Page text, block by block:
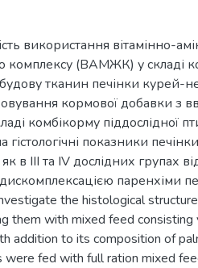
використання вітамінно-
комплексу (ВАМЖК) у складі
будову тканин печінки курей-
кормової добавки з
комбікорму піддослідної
гістологічні показники
як в III та IV дослідних групах
паренхіми
the histological
them with mixed feed
addition to its composition of
were fed with full ration mixed